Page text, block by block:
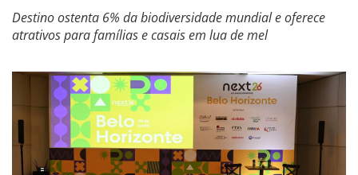
Destino ostenta 6% da biodiversidade mundial e oferece
atrativos para famílias e casais em lua de mel